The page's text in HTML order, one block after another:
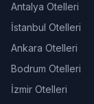
Antalya Otelleri
İstanbul Otelleri
Ankara Otelleri
Bodrum Otelleri
İzmir Otelleri